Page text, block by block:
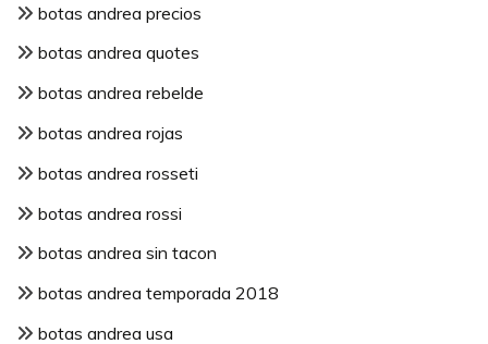
botas andrea precios
botas andrea quotes
botas andrea rebelde
botas andrea rojas
botas andrea rosseti
botas andrea rossi
botas andrea sin tacon
botas andrea temporada 2018
botas andrea usa